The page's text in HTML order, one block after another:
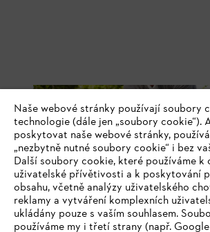
Listí a odřezky jako ochrana rostlin
Na květinových záhonech a pod keři můžete
je tam dokonce nahromadit. V zimě poslouží
rostlin před mrazem. Pokud máte například
citlivé na mráz, pokryjte oblast kolem kořenů
Když listy časem zetlejí, stanou se cenným
Naše webové stránky používají soubory
technologie (dále jen „soubory cookie“).
poskytovat naše webové stránky,
„nezbytně nutné soubory cookie“ i bez
Další soubory cookie, které používáme k
uživatelské přívětivosti a k poskytování
obsahu, včetně analýzy uživatelského
reklamy a vytváření komplexních
ukládány pouze s vaším souhlasem.
používáme my i třetí strany (např.